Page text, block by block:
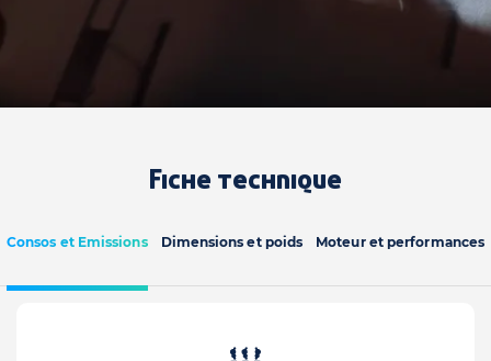
Fiche technique
Consos et Emissions Dimensions et poids Moteur et performances